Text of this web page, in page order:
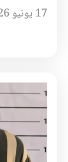
17 يونيو 2026